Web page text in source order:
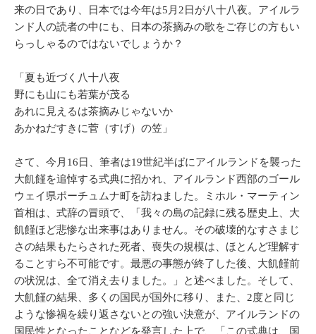
来の日であり、日本では今年は5月2日が八十八夜。アイルラ
ンド人の読者の中にも、日本の茶摘みの歌をご存じの方もい
らっしゃるのではないでしょうか？
「夏も近づく八十八夜
野にも山にも若葉が茂る
あれに見えるは茶摘みじゃないか
あかねだすきに菅（すげ）の笠」
さて、今月16日、筆者は19世紀半ばにアイルランドを襲った
大飢饉を追悼する式典に招かれ、アイルランド西部のゴール
ウェイ県ポーチュムナ町を訪ねました。ミホル・マーティン
首相は、式辞の冒頭で、「我々の島の記録に残る歴史上、大
飢饉ほど悲惨な出来事はありません。その破壊的なすさまじ
さの結果もたらされた死者、喪失の規模は、ほとんど理解す
ることすら不可能です。最悪の事態が終了した後、大飢饉前
の状況は、全て消え去りました。」と述べました。そして、
大飢饉の結果、多くの国民が国外に移り、また、2度と同じ
ような惨禍を繰り返さないとの強い決意が、アイルランドの
国民性となったことなどを発言した上で、「この式典は、国